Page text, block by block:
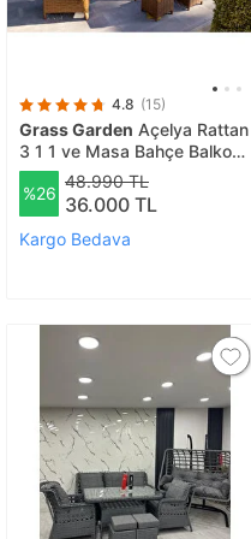
4.8 (15)
Grass Garden Açelya Rattan
3 1 1 ve Masa Bahçe Balkon
Mobilyası
%26
48.990 TL
36.000 TL
Kargo Bedava